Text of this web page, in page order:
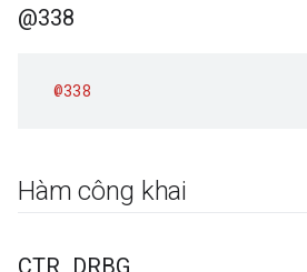
@338
@338
Hàm công khai
CTR DRBG